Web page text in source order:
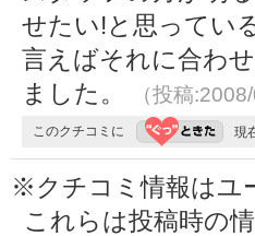
せたい!と思ってい
言えばそれに合わ
ました。
（投稿
このクチコミに 現
※クチコミ情報はユ
これらは投稿時の